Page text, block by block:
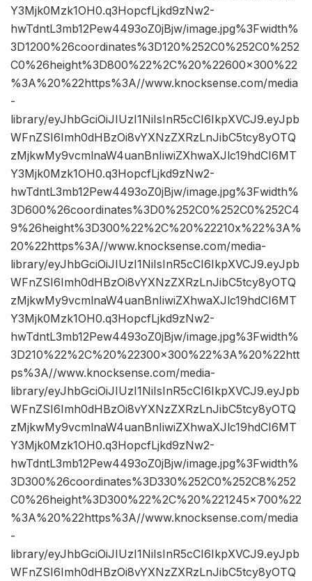
Y3Mjk0Mzk1OH0.q3HopcfLjkd9zNw2-
hwTdntL3mb12Pew4493oZ0jBjw/image.jpg%3Fwidth%
3D1200%26coordinates%3D120%252C0%252C0%252
C0%26height%3D800%22%2C%20%22600×300%22
%3A%20%22https%3A//www.knocksense.com/media
-
library/eyJhbGciOiJIUzI1NiIsInR5cCI6IkpXVCJ9.eyJpb
WFnZSI6Imh0dHBzOi8vYXNzZXRzLnJibC5tcy8yOTQ
zMjkwMy9vcmlnaW4uanBnIiwiZXhwaXJlc19hdCI6MT
Y3Mjk0Mzk1OH0.q3HopcfLjkd9zNw2-
hwTdntL3mb12Pew4493oZ0jBjw/image.jpg%3Fwidth%
3D600%26coordinates%3D0%252C0%252C0%252C4
9%26height%3D300%22%2C%20%22210x%22%3A%
20%22https%3A//www.knocksense.com/media-
library/eyJhbGciOiJIUzI1NiIsInR5cCI6IkpXVCJ9.eyJpb
WFnZSI6Imh0dHBzOi8vYXNzZXRzLnJibC5tcy8yOTQ
zMjkwMy9vcmlnaW4uanBnIiwiZXhwaXJlc19hdCI6MT
Y3Mjk0Mzk1OH0.q3HopcfLjkd9zNw2-
hwTdntL3mb12Pew4493oZ0jBjw/image.jpg%3Fwidth%
3D210%22%2C%20%22300×300%22%3A%20%22htt
ps%3A//www.knocksense.com/media-
library/eyJhbGciOiJIUzI1NiIsInR5cCI6IkpXVCJ9.eyJpb
WFnZSI6Imh0dHBzOi8vYXNzZXRzLnJibC5tcy8yOTQ
zMjkwMy9vcmlnaW4uanBnIiwiZXhwaXJlc19hdCI6MT
Y3Mjk0Mzk1OH0.q3HopcfLjkd9zNw2-
hwTdntL3mb12Pew4493oZ0jBjw/image.jpg%3Fwidth%
3D300%26coordinates%3D330%252C0%252C8%252
C0%26height%3D300%22%2C%20%221245×700%22
%3A%20%22https%3A//www.knocksense.com/media
-
library/eyJhbGciOiJIUzI1NiIsInR5cCI6IkpXVCJ9.eyJpb
WFnZSI6Imh0dHBzOi8vYXNzZXRzLnJibC5tcy8yOTQ